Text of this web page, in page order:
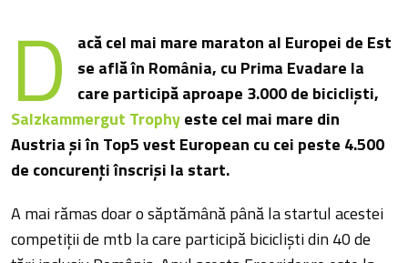
D
acă cel mai mare maraton al Europei de Est
se află în România, cu Prima Evadare la
care participă aproape 3.000 de biciclişti,
Salzkammergut Trophyeste cel mai mare din
Austria şi în Top5 vest European cu cei peste 4.500
de concurenţi înscrişi la start.
A mai rămas doar o săptămână până la startul acestei
competiţii de mtb la care participă biciclişti din 40 de